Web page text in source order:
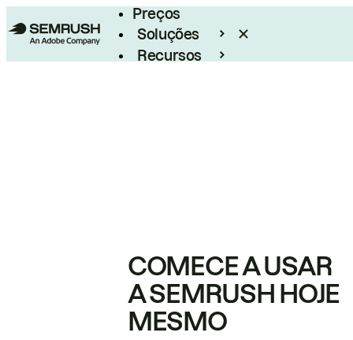
Preços
Soluções
Recursos
COMECE A USAR
A SEMRUSH HOJE
MESMO